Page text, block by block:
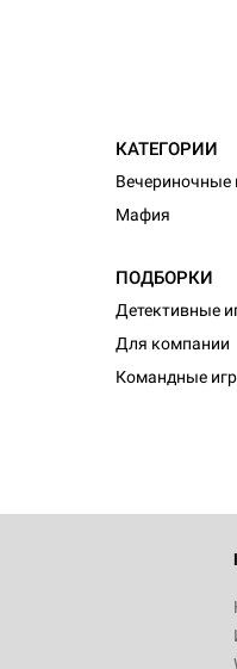
КАТЕГОРИИ
Вечериночные
Мафия
ПОДБОРКИ
Детективные
Для компании
Командные
Hobby World Журнал
Спецвыпуск: Братья
тревога
Hobby World Сумерки